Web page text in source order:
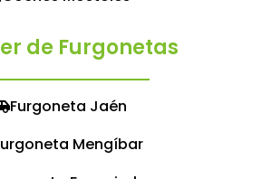
de Furgonetas
Furgoneta Jaén
Mengíbar